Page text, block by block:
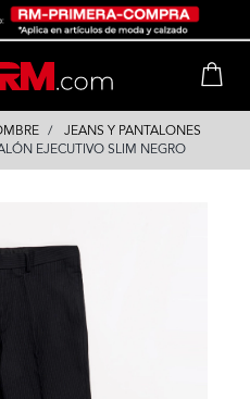
JEANS Y PANTALONES
EJECUTIVO SLIM NEGRO